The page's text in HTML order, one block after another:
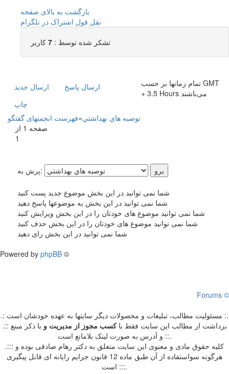
بازگشت به بالای صفحه
نقل قول اشتراک در تلگرام
تشکر شده توسط : 7 کاربر
ارسال جديد
ارسال پاسخ
چاپ
تمام زمانها بر حسب GMT
+ 3.5 Hours می‌باشند
فهرست انجمنهای گفتگو»توصيه هاي بهداشتي
صفحه 1 از
1
پرش به:
شما نمی توانید در این بخش موضوع جدید پست کنید
شما نمی توانید در این بخش به موضوعها پاسخ دهید
شما نمی توانید موضوع های خودتان را در این بخش ویرایش کنید
شما نمی توانید موضوع های خودتان را در این بخش حذف کنید
شما نمی توانید در این بخش رای دهید
Powered by phpBB ©
Forums ©
.: مسئوليت مطالب، تبليغات و محصولات ديگر سايتها به عهده خودشان است :.
.:: برداشت از مطالب اين سايت فقط باکسب مجوز از مدیریت و با ذکر مبنع
و آدرس به صورت لینک بلامانع است ::.
.::: کلیه حقوق مادی و معنوی این سایت متعلق به دکتر رهام صادقی بوده و
هرگونه سواستفاده از آن طبق ماده 12 قانون جرایم رایانه ای قابل پیگیری
است :::.